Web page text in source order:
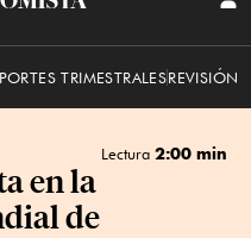
TRIMESTRALESREVISIÓN
Lectura 2:00 min
en la
de